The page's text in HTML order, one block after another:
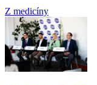
Z medicíny